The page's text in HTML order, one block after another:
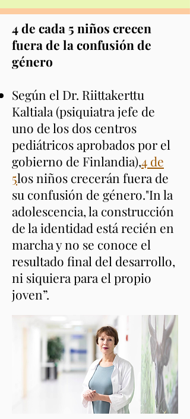
4 de cada 5 niños crecen
fuera de la confusión de
género
Según el Dr. Riittakerttu
Kaltiala (psiquiatra jefe de
uno de los dos centros
pediátricos aprobados por el
gobierno de Finlandia),4 de
5los niños crecerán fuera de
su confusión de género."In la
adolescencia, la construcción
de la identidad está recién en
marcha y no se conoce el
resultado final del desarrollo,
ni siquiera para el propio
joven”.